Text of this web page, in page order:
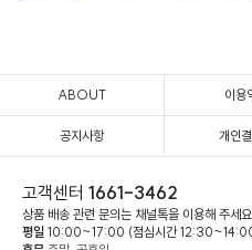
ABOUT 이용
공지사항 개인
고객센터 1661-3462
상품 배송 관련 문의는 채널톡을 이용해 주세
평일 10:00~17:00 (점심시간